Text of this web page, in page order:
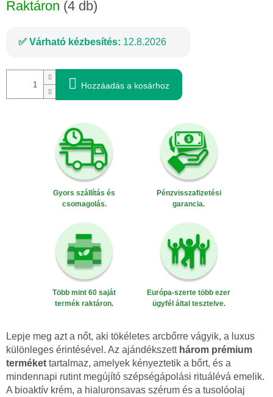
Raktáron (4 db)
Várható kézbesítés: 12.8.2026
Hozzáadás a kosárhoz
Gyors szállítás és
csomagolás.
Pénzvisszafizetési
garancia.
Több mint 60 saját
termék raktáron.
Európa-szerte több ezer
ügyfél által tesztelve.
Lepje meg azt a nőt, aki tökéletes arcbőrre vágyik, a luxus
különleges érintésével. Az ajándékszett három prémium
terméket tartalmaz, amelyek kényeztetik a bőrt, és a
mindennapi rutint megújító szépségápolási rituálévá emelik.
A bioaktív krém, a hialuronsavas szérum és a tusolóolaj